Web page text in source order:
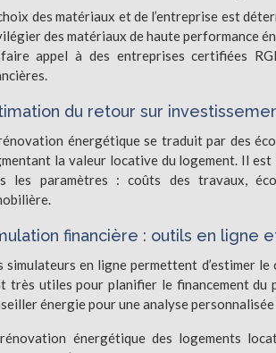
des matériaux et de l’entreprise est
des matériaux de haute performance
appel à des entreprises certifiées
du retour sur
énergétique se traduit par des
la valeur locative du logement. Il
les paramètres : coûts des travaux,
financière : outils en ligne
simulateurs en ligne permettent d’estimer
très utiles pour planifier le financement du
énergie pour une analyse
énergétique des logements